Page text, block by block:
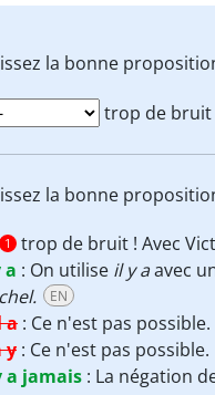
la bonne
trop de bruit
la bonne
1 trop de bruit ! Avec
a : On utilise il y aavec
EN
a : Ce n'est pas possible.
y : Ce n'est pas possible.
a jamais : La négation